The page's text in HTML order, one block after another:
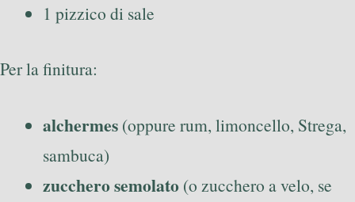
1 pizzico di sale
Per la finitura:
alchermes (oppure rum, limoncello, Strega,
sambuca)
zucchero semolato (o zucchero a velo, se